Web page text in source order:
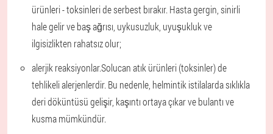
ürünleri - toksinleri de serbest bırakır. Hasta gergin, sinirli
hale gelir ve baş ağrısı, uykusuzluk, uyuşukluk ve
ilgisizlikten rahatsız olur;
alerjik reaksiyonlar.Solucan atık ürünleri (toksinler) de
tehlikeli alerjenlerdir. Bu nedenle, helmintik istilalarda sıklıkla
deri döküntüsü gelişir, kaşıntı ortaya çıkar ve bulantı ve
kusma mümkündür.